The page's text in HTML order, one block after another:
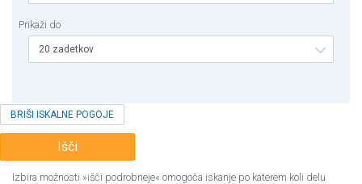
Prikaži do
20 zadetkov
BRIŠI ISKALNE POGOJE
Išči
Izbira možnosti »išči podrobneje« omogoča iskanje po katerem koli delu